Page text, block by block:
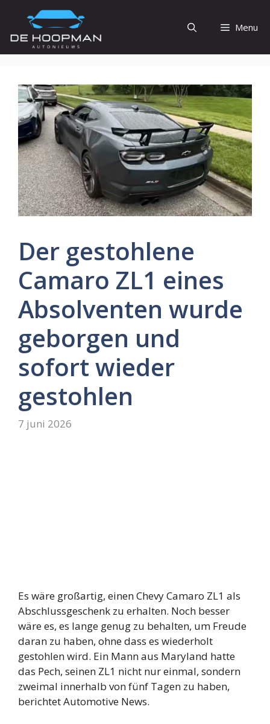
de
inhoud
Menu
Der gestohlene
Camaro ZL1 eines
Absolventen wurde
geborgen und
sofort wieder
gestohlen
7 juni 2026
Es wäre großartig, einen Chevy Camaro ZL1 als
Abschlussgeschenk zu erhalten. Noch besser
wäre es, es lange genug zu behalten, um Freude
daran zu haben, ohne dass es wiederholt
gestohlen wird. Ein Mann aus Maryland hatte
das Pech, seinen ZL1 nicht nur einmal, sondern
zweimal innerhalb von fünf Tagen zu haben,
berichtet Automotive News.